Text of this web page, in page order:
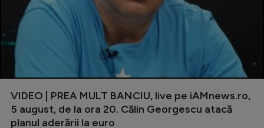
VIDEO | PREA MULT BANCIU, live pe iAMnews.ro,
5 august, de la ora 20. Călin Georgescu atacă
planul aderării la euro